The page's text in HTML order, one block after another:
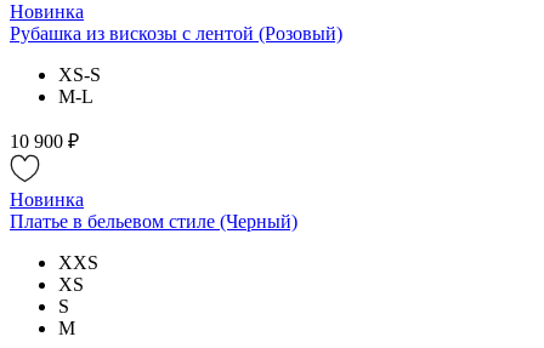
Новинка
Рубашка из вискозы с лентой (Розовый)
XS-S
M-L
10 900 ₽
Новинка
Платье в бельевом стиле (Черный)
XXS
XS
S
M